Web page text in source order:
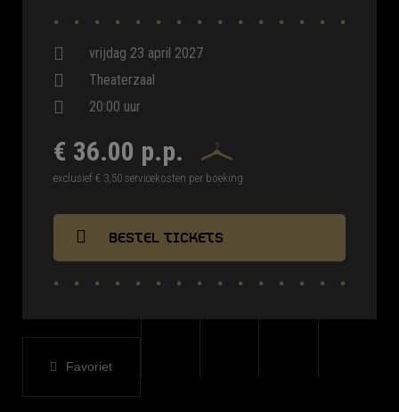
Seal, Radiohead en Alanis Morissette.
“80’s & 90’s Hits Uncovered” wordt een avond vol herkenning,
nostalgie en muzikale verrassingen – een indrukwekkende
herontdekking.
vrijdag 23 april 2027
Theaterzaal
20:00 uur
€ 36.00 p.p.
exclusief € 3,50 servicekosten per boeking
BESTEL TICKETS
Favoriet